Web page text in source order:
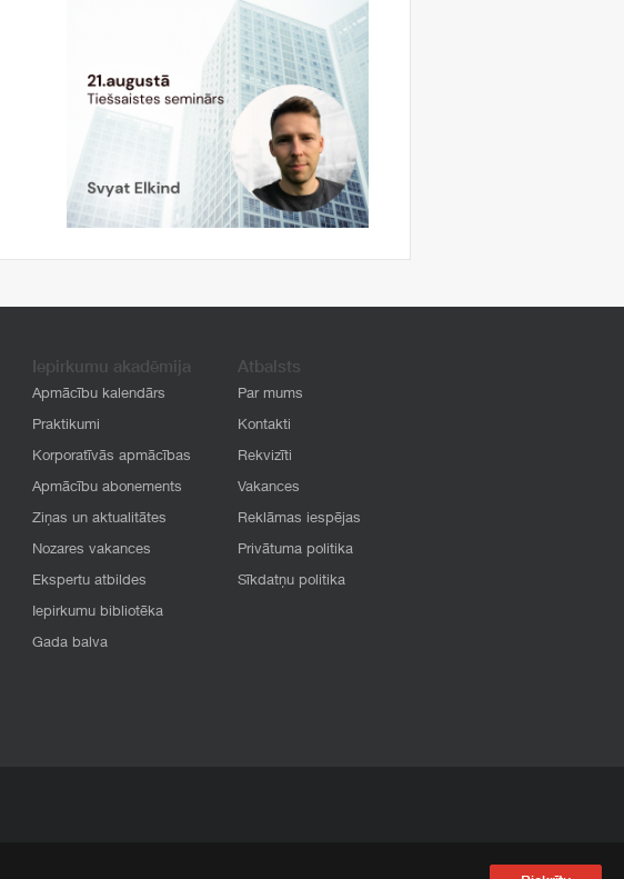
Iepirkumu akadēmija
Apmācību kalendārs
Praktikumi
Korporatīvās apmācības
Apmācību abonements
Ziņas un aktualitātes
Nozares vakances
Ekspertu atbildes
Iepirkumu bibliotēka
Gada balva
Atbalsts
Par mums
Kontakti
Rekvizīti
Vakances
Reklāmas iespējas
Privātuma politika
Sīkdatņu politika